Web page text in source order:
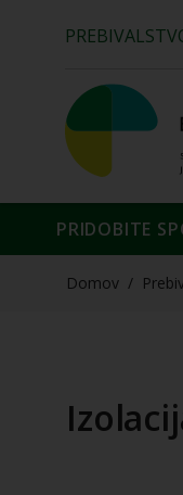
PRIDOBITE
Domov /